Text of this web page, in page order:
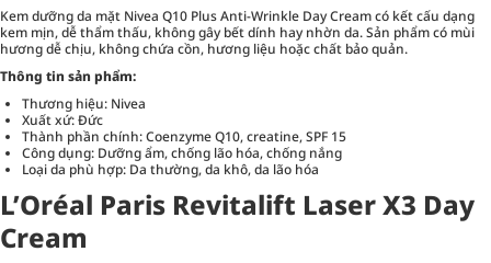
Kem dưỡng da mặt Nivea Q10 Plus Anti-Wrinkle Day Cream có kết cấu dạng
kem mịn, dễ thẩm thấu, không gây bết dính hay nhờn da. Sản phẩm có mùi
hương dễ chịu, không chứa cồn, hương liệu hoặc chất bảo quản.
Thông tin sản phẩm:
Thương hiệu: Nivea
Xuất xứ: Đức
Thành phần chính: Coenzyme Q10, creatine, SPF 15
Công dụng: Dưỡng ẩm, chống lão hóa, chống nắng
Loại da phù hợp: Da thường, da khô, da lão hóa
L’Oréal Paris Revitalift Laser X3 Day
Cream